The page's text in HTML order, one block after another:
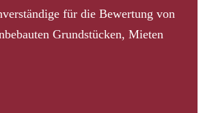
für die Bewertung von
Grundstücken, Mieten